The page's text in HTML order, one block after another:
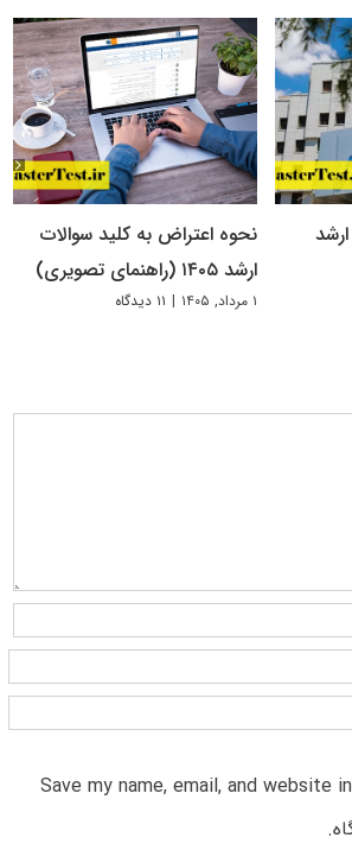
نحوه اعتراض به کلید سوالات
ارشد ۱۴۰۵ (راهنمای تصویری)
۱ مرداد, ۱۴۰۵ | ۱۱ دیدگاه
Save my name, email, and website